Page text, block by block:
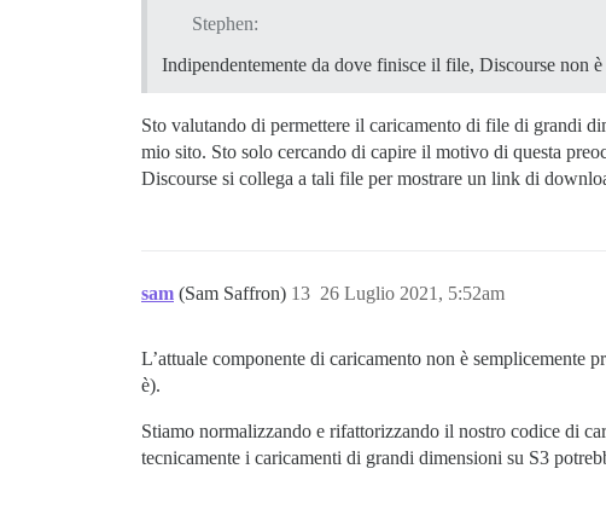
Stephen:
Indipendentemente da dove finisce il file, Discourse non
Sto valutando di permettere il caricamento di file di grandi
mio sito. Sto solo cercando di capire il motivo di questa
Discourse si collega a tali file per mostrare un link di
sam (Sam Saffron) 26 Luglio 2021, 5:52am
13
L’attuale componente di caricamento non è
è).
Stiamo normalizzando e rifattorizzando il nostro codice di
tecnicamente i caricamenti di grandi dimensioni su S3